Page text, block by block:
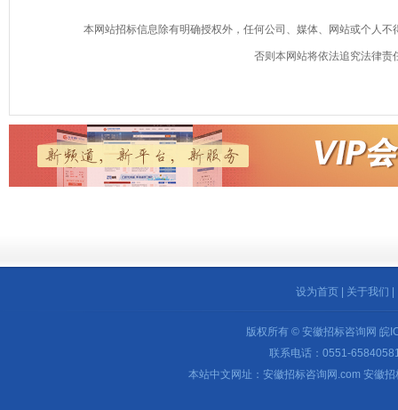
本网站招标信息除有明确授权外，任何公司、媒体、网站或个人
否则本网站将依法追究法律责
设为首页 关于我们
版权所有 © 安徽招标咨询网 皖
联系电话：0551-
本站中文网址：安徽招标咨询网.com 安徽